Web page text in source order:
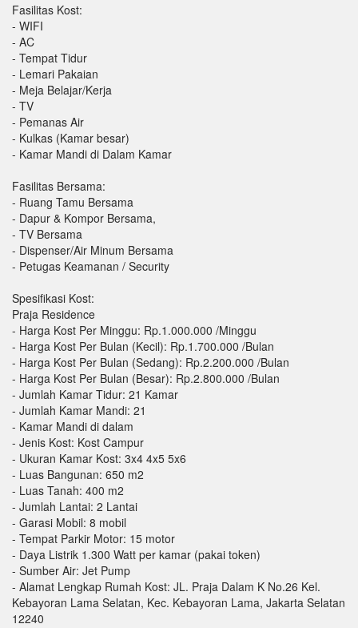
Fasilitas Kost:
- WIFI
- AC
- Tempat Tidur
- Lemari Pakaian
- Meja Belajar/Kerja
- TV
- Pemanas Air
- Kulkas (Kamar besar)
- Kamar Mandi di Dalam Kamar
Fasilitas Bersama:
- Ruang Tamu Bersama
- Dapur & Kompor Bersama,
- TV Bersama
- Dispenser/Air Minum Bersama
- Petugas Keamanan / Security
Spesifikasi Kost:
Praja Residence
- Harga Kost Per Minggu: Rp.1.000.000 /Minggu
- Harga Kost Per Bulan (Kecil): Rp.1.700.000 /Bulan
- Harga Kost Per Bulan (Sedang): Rp.2.200.000 /Bulan
- Harga Kost Per Bulan (Besar): Rp.2.800.000 /Bulan
- Jumlah Kamar Tidur: 21 Kamar
- Jumlah Kamar Mandi: 21
- Kamar Mandi di dalam
- Jenis Kost: Kost Campur
- Ukuran Kamar Kost: 3x4 4x5 5x6
- Luas Bangunan: 650 m2
- Luas Tanah: 400 m2
- Jumlah Lantai: 2 Lantai
- Garasi Mobil: 8 mobil
- Tempat Parkir Motor: 15 motor
- Daya Listrik 1.300 Watt per kamar (pakai token)
- Sumber Air: Jet Pump
- Alamat Lengkap Rumah Kost: JL. Praja Dalam K No.26 Kel.
Kebayoran Lama Selatan, Kec. Kebayoran Lama, Jakarta Selatan
12240